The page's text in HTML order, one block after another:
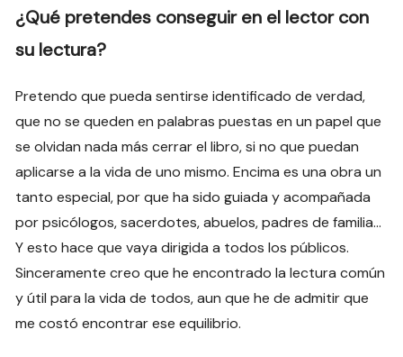
¿Qué pretendes conseguir en el lector con
su lectura?
Pretendo que pueda sentirse identificado de verdad,
que no se queden en palabras puestas en un papel que
se olvidan nada más cerrar el libro, si no que puedan
aplicarse a la vida de uno mismo. Encima es una obra un
tanto especial, por que ha sido guiada y acompañada
por psicólogos, sacerdotes, abuelos, padres de familia…
Y esto hace que vaya dirigida a todos los públicos.
Sinceramente creo que he encontrado la lectura común
y útil para la vida de todos, aun que he de admitir que
me costó encontrar ese equilibrio.